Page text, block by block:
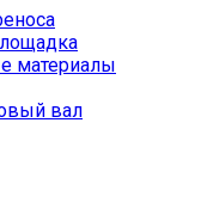
материалы
вал